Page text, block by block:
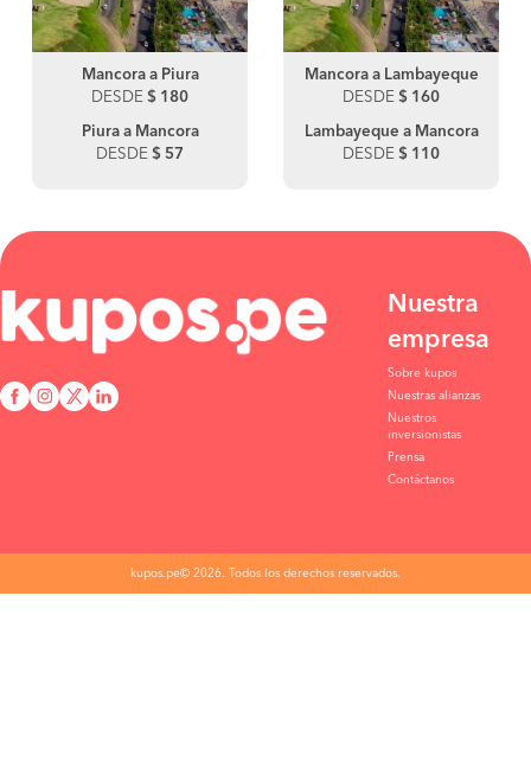
Mancora a Piura
DESDE $ 180
Piura a Mancora
DESDE $ 57
Mancora a Lambayeque
DESDE $ 160
Lambayeque a Mancora
DESDE $ 110
Nuestra
empresa
Sobre kupos
Nuestras alianzas
Nuestros
inversionistas
Prensa
Contáctanos
kupos.pe© 2026. Todos los derechos reservados.